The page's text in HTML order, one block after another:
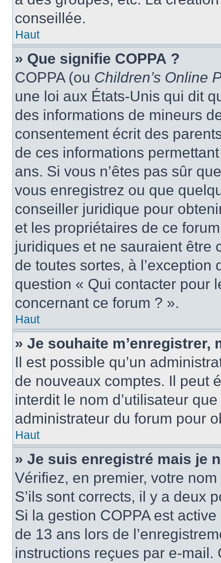
conseillée.
Haut
» Que signifie COPPA ?
COPPA (ou Children’s Online
une loi aux États-Unis qui dit
des informations de mineurs
consentement écrit des
de ces informations
ans. Si vous n’êtes pas sûr
vous enregistrez ou que
conseiller juridique pour
et les propriétaires de ce
juridiques et ne sauraient être
de toutes sortes, à
question « Qui contacter pour
concernant ce forum ? ».
Haut
» Je souhaite m’enregistrer,
Il est possible qu’un
de nouveaux comptes. Il peut
interdit le nom d’utilisateur
administrateur du forum pour
Haut
» Je suis enregistré mais je
Vérifiez, en premier, votre
S’ils sont corrects, il y a deux
Si la gestion COPPA est
de 13 ans lors de
instructions reçues par e-